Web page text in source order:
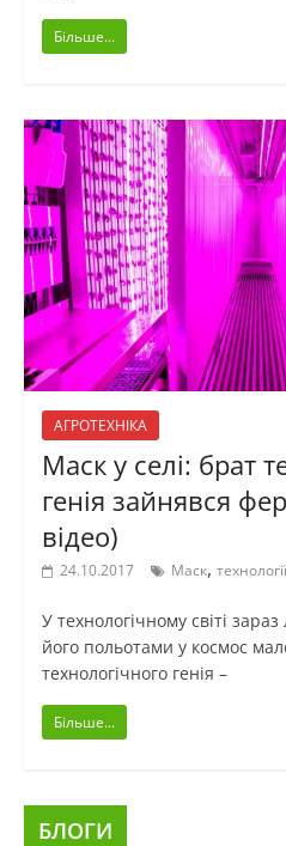
Більше...
АГРОТЕХНІКА
Маск у селі: брат
генія зайнявся
відео)
24.10.2017 Маск, технології
У технологічному світі
його польотами у космос
технологічного генія –
Більше...
БЛОГИ